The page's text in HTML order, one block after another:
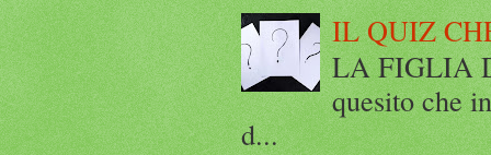
IL QUIZ
LA FIGLIA
quesito che
d...